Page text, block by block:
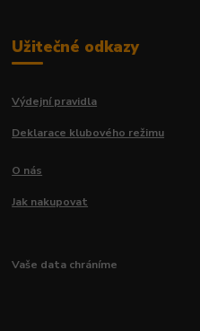
Užitečné odkazy
Výdejní pravidla
Deklarace klubového režimu
O nás
Jak nakupovat
Vaše data chráníme